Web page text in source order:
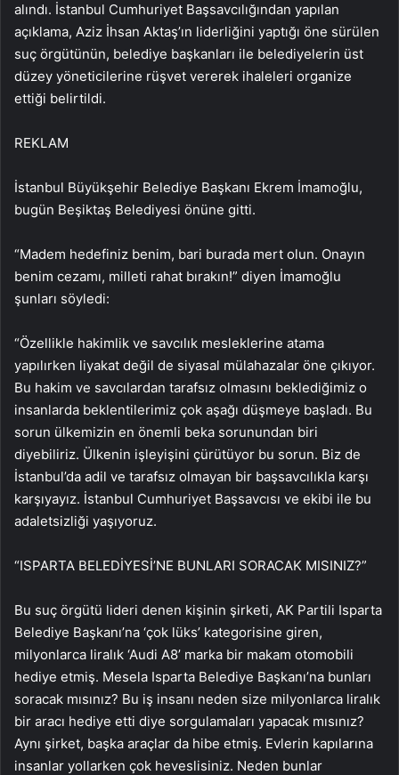
alındı. İstanbul Cumhuriyet Başsavcılığından yapılan
açıklama, Aziz İhsan Aktaş’ın liderliğini yaptığı öne sürülen
suç örgütünün, belediye başkanları ile belediyelerin üst
düzey yöneticilerine rüşvet vererek ihaleleri organize
ettiği belirtildi.
REKLAM
İstanbul Büyükşehir Belediye Başkanı Ekrem İmamoğlu,
bugün Beşiktaş Belediyesi önüne gitti.
“Madem hedefiniz benim, bari burada mert olun. Onayın
benim cezamı, milleti rahat bırakın!” diyen İmamoğlu
şunları söyledi:
“Özellikle hakimlik ve savcılık mesleklerine atama
yapılırken liyakat değil de siyasal mülahazalar öne çıkıyor.
Bu hakim ve savcılardan tarafsız olmasını beklediğimiz o
insanlarda beklentilerimiz çok aşağı düşmeye başladı. Bu
sorun ülkemizin en önemli beka sorunundan biri
diyebiliriz. Ülkenin işleyişini çürütüyor bu sorun. Biz de
İstanbul’da adil ve tarafsız olmayan bir başsavcılıkla karşı
karşıyayız. İstanbul Cumhuriyet Başsavcısı ve ekibi ile bu
adaletsizliği yaşıyoruz.
“ISPARTA BELEDİYESİ’NE BUNLARI SORACAK MISINIZ?”
Bu suç örgütü lideri denen kişinin şirketi, AK Partili Isparta
Belediye Başkanı’na ‘çok lüks’ kategorisine giren,
milyonlarca liralık ‘Audi A8’ marka bir makam otomobili
hediye etmiş. Mesela Isparta Belediye Başkanı’na bunları
soracak mısınız? Bu iş insanı neden size milyonlarca liralık
bir aracı hediye etti diye sorgulamaları yapacak mısınız?
Aynı şirket, başka araçlar da hibe etmiş. Evlerin kapılarına
insanlar yollarken çok heveslisiniz. Neden bunlar